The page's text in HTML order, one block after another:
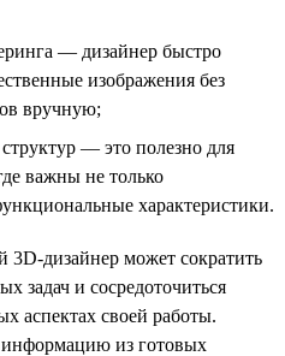
— дизайнер быстро
изображения без
вручную;
— это полезно для
важны не только
характеристики.
3D-дизайнер может сократить
задач и сосредоточиться
аспектах своей работы.
информацию из готовых